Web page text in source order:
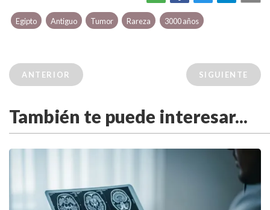
Egipto Antiguo Tumor Rareza 3000 años
ANTERIOR SIGUIENTE
También te puede interesar...